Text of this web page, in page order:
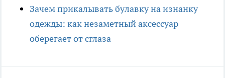
Зачем прикалывать булавку на изнанку
одежды: как незаметный аксессуар
оберегает от сглаза